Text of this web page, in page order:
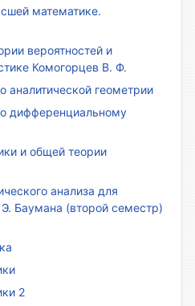
математике.
вероятностей и
Комогорцев В. Ф.
аналитической геометрии
дифференциальному
и общей теории
анализа для
Баумана (второй семестр)
2